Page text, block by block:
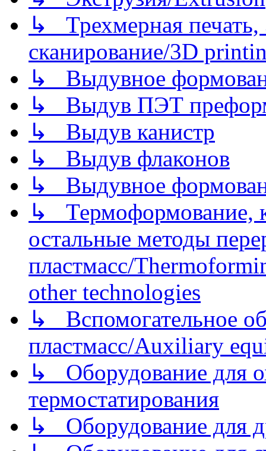
↳ Трехмерная
сканирование/3D
↳ Выдувное
↳ Выдув ПЭТ
↳ Выдув канистр
↳ Выдув флаконов
↳ Выдувное
↳ Термоформование,
остальные методы
пластмасс/
other technologies
↳ Вспомогательное
пластмасс/Auxiliary
↳ Оборудование для
термостатирования
↳ Оборудование для